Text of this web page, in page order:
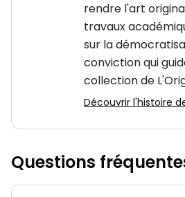
rendre l'art
travaux
sur la
conviction qui
collection de
Découvrir l'histoire
Questions